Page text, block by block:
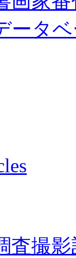
ータ
査撮